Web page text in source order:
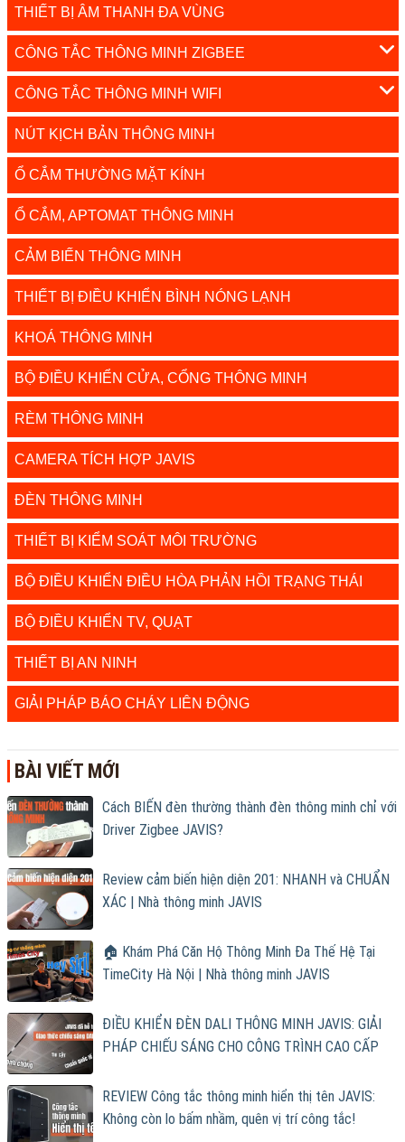
THIẾT BỊ ÂM THANH ĐA VÙNG
CÔNG TẮC THÔNG MINH ZIGBEE
CÔNG TẮC THÔNG MINH WIFI
NÚT KỊCH BẢN THÔNG MINH
Ổ CẮM THƯỜNG MẶT KÍNH
Ổ CẮM, APTOMAT THÔNG MINH
CẢM BIẾN THÔNG MINH
THIẾT BỊ ĐIỀU KHIỂN BÌNH NÓNG LẠNH
KHOÁ THÔNG MINH
BỘ ĐIỀU KHIỂN CỬA, CỔNG THÔNG MINH
RÈM THÔNG MINH
CAMERA TÍCH HỢP JAVIS
ĐÈN THÔNG MINH
THIẾT BỊ KIỂM SOÁT MÔI TRƯỜNG
BỘ ĐIỀU KHIỂN ĐIỀU HÒA PHẢN HỒI TRẠNG THÁI
BỘ ĐIỀU KHIỂN TV, QUẠT
THIẾT BỊ AN NINH
GIẢI PHÁP BÁO CHÁY LIÊN ĐỘNG
BÀI VIẾT MỚI
Cách BIẾN đèn thường thành đèn thông minh chỉ với
Driver Zigbee JAVIS?
Review cảm biến hiện diện 201: NHANH và CHUẨN
XÁC | Nhà thông minh JAVIS
🏠 Khám Phá Căn Hộ Thông Minh Đa Thế Hệ Tại
TimeCity Hà Nội | Nhà thông minh JAVIS
ĐIỀU KHIỂN ĐÈN DALI THÔNG MINH JAVIS: GIẢI
PHÁP CHIẾU SÁNG CHO CÔNG TRÌNH CAO CẤP
REVIEW Công tắc thông minh hiển thị tên JAVIS:
Không còn lo bấm nhầm, quên vị trí công tắc!